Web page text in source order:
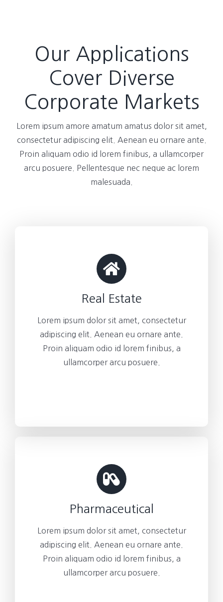
Our Applications
Cover Diverse
Corporate Markets
Lorem ipsum amore amatum amatus dolor sit amet,
consectetur adipiscing elit. Aenean eu ornare ante.
Proin aliquam odio id lorem finibus, a ullamcorper
arcu posuere. Pellentesque nec neque ac lorem
malesuada.
Real Estate
Lorem ipsum dolor sit amet, consectetur
adipiscing elit. Aenean eu ornare ante.
Proin aliquam odio id lorem finibus, a
ullamcorper arcu posuere.
Pharmaceutical
Lorem ipsum dolor sit amet, consectetur
adipiscing elit. Aenean eu ornare ante.
Proin aliquam odio id lorem finibus, a
ullamcorper arcu posuere.